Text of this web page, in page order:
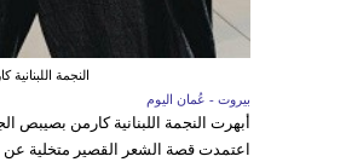
النجمة
بيروت - عُمان اليوم
أبهرت النجمة اللبنانية كارمن بصيبص
اعتمدت قصة الشعر القصير متخلية عن